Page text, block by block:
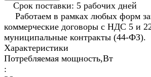
Срок поставки: 5 рабочих дней
Работаем в рамках любых форм
коммерческие договоры с НДС 5 и
муниципальные контракты (44-ФЗ).
Характеристики
Потребляемая мощность,Вт
: